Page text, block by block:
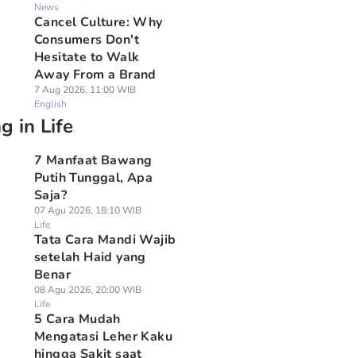
News
Cancel Culture: Why
Consumers Don't
Hesitate to Walk
Away From a Brand
7 Aug 2026, 11:00 WIB
English
in Life
7 Manfaat Bawang
Putih Tunggal, Apa
Saja?
07 Agu 2026, 18:10 WIB
Life
Tata Cara Mandi Wajib
setelah Haid yang
Benar
08 Agu 2026, 20:00 WIB
Life
5 Cara Mudah
Mengatasi Leher Kaku
hingga Sakit saat